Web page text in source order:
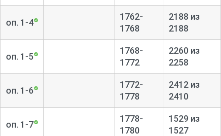
оп. 1-4
1762-
1768
2188 из
2188
оп. 1-5
1768-
1772
2260 из
2258
оп. 1-6
1772-
1778
2412 из
2410
оп. 1-7
1778-
1780
1529 из
1527